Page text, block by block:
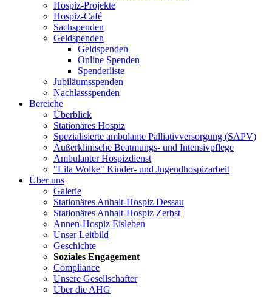
Hospiz-Projekte
Hospiz-Café
Sachspenden
Geldspenden
Geldspenden
Online Spenden
Spenderliste
Jubiläumsspenden
Nachlassspenden
Bereiche
Überblick
Stationäres Hospiz
Spezialisierte ambulante Palliativversorgung (SAPV)
Außerklinische Beatmungs- und Intensivpflege
Ambulanter Hospizdienst
"Lila Wolke" Kinder- und Jugendhospizarbeit
Über uns
Galerie
Stationäres Anhalt-Hospiz Dessau
Stationäres Anhalt-Hospiz Zerbst
Annen-Hospiz Eisleben
Unser Leitbild
Geschichte
Soziales Engagement
Compliance
Unsere Gesellschafter
Über die AHG